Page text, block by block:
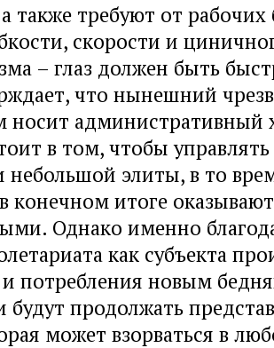
также требуют от рабочих
скорости и
– глаз должен быть
что нынешний
носит административный
в том, чтобы
элиты, в то
конечном итоге
Однако именно
как субъекта
потребления новым
будут продолжать
может взорваться в